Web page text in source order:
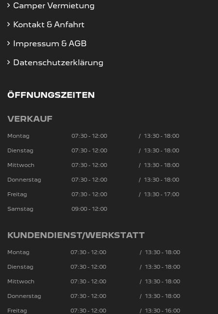
Camper Vermietung
Kontakt & Anfahrt
Impressum & AGB
Datenschutzerklärung
ÖFFNUNGSZEITEN
VERKAUF
Montag 07:30 - 12:00 / 13:30 - 18:00
Dienstag 07:30 - 12:00 / 13:30 - 18:00
Mittwoch 07:30 - 12:00 / 13:30 - 18:00
Donnerstag 07:30 - 12:00 / 13:30 - 18:00
Freitag 07:30 - 12:00 / 13:30 - 17:00
Samstag 09:00 - 12:00
KUNDENDIENST/WERKSTATT
Montag 07:30 - 12:00 / 13:30 - 18:00
Dienstag 07:30 - 12:00 / 13:30 - 18:00
Mittwoch 07:30 - 12:00 / 13:30 - 18:00
Donnerstag 07:30 - 12:00 / 13:30 - 18:00
Freitag 07:30 - 12:00 / 13:30 - 16:00